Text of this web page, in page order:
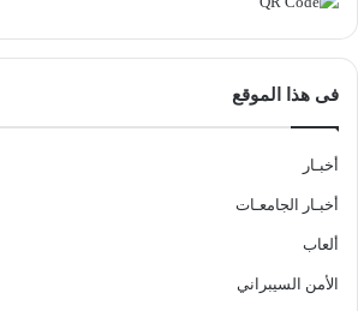
فى هذا الموقع
أخبـار
أخبـار الجامعـات
ألعاب
الأمن السيبراني